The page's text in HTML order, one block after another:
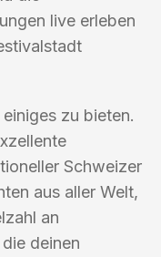
live erleben
zu bieten.
Schweizer
aus aller Welt,
an
deinen